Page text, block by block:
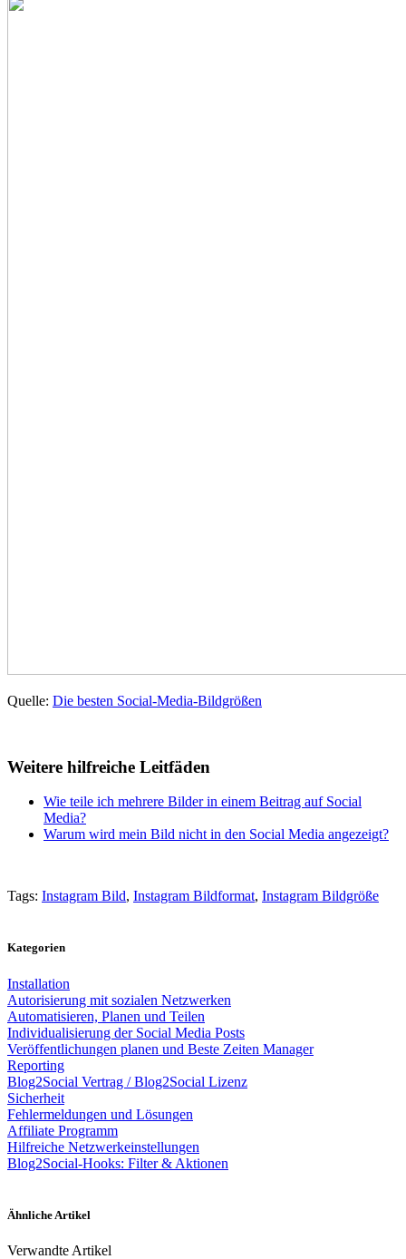
Quelle: Die besten Social-Media-Bildgrößen
Weitere hilfreiche Leitfäden
Wie teile ich mehrere Bilder in einem Beitrag auf Social
Media?
Warum wird mein Bild nicht in den Social Media angezeigt?
Tags: Instagram Bild, Instagram Bildformat, Instagram Bildgröße
Kategorien
Installation
Autorisierung mit sozialen Netzwerken
Automatisieren, Planen und Teilen
Individualisierung der Social Media Posts
Veröffentlichungen planen und Beste Zeiten Manager
Reporting
Blog2Social Vertrag / Blog2Social Lizenz
Sicherheit
Fehlermeldungen und Lösungen
Affiliate Programm
Hilfreiche Netzwerkeinstellungen
Blog2Social-Hooks: Filter & Aktionen
Ähnliche Artikel
Verwandte Artikel